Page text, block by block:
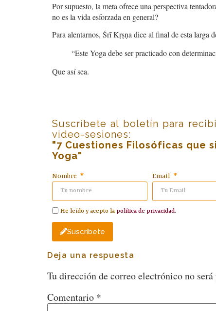
Por supuesto, la meta ofrece una perspectiva
no es la vida esforzada en general?
Para alentarnos, Śrī Kṛṣṇa dice al final de esta larga
“Este Yoga debe ser practicado con
Que así sea.
Suscríbete al boletín para
video-sesiones:
"7 Cuestiones Filosóficas que
Yoga"
Nombre Email
He leído y acepto la política de privacidad.
Suscríbete
Deja una respuesta
Tu dirección de correo electrónico no
Comentario *